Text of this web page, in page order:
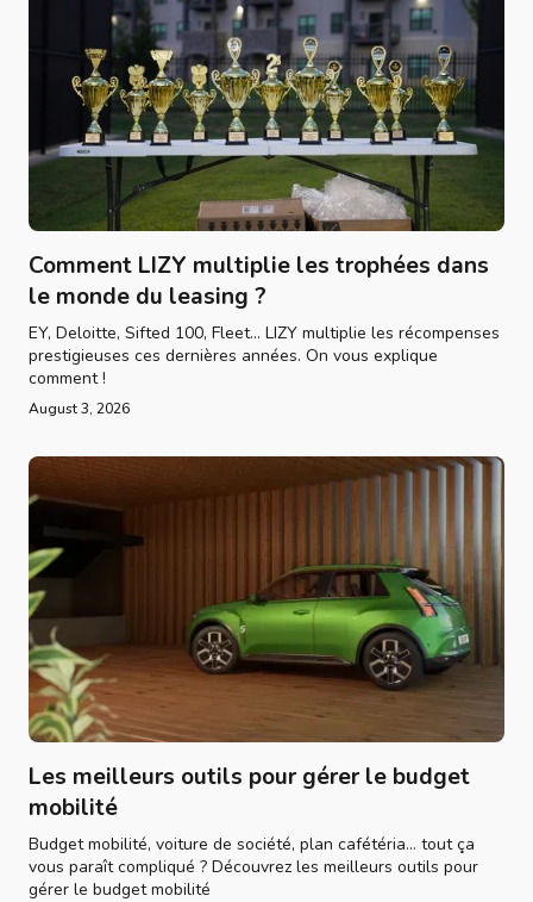
Comment LIZY multiplie les trophées dans
le monde du leasing ?
EY, Deloitte, Sifted 100, Fleet... LIZY multiplie les récompenses
prestigieuses ces dernières années. On vous explique
comment !
August 3, 2026
Les meilleurs outils pour gérer le budget
mobilité
Budget mobilité, voiture de société, plan cafétéria... tout ça
vous paraît compliqué ? Découvrez les meilleurs outils pour
gérer le budget mobilité